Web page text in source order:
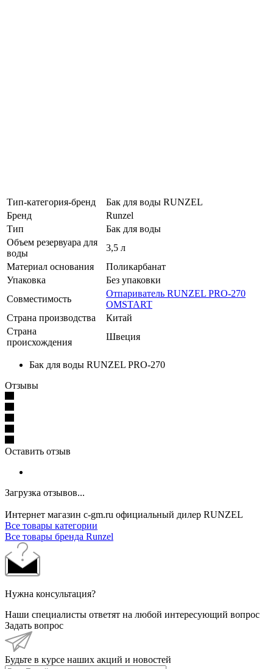
Тип-категория-бренд
Бак для воды RUNZEL
Бренд
Runzel
Тип
Бак для воды
Объем резервуара для
воды
3,5 л
Материал основания
Поликарбанат
Упаковка
Без упаковки
Совместимость
Отпариватель RUNZEL PRO-270
OMSTART
Страна производства
Китай
Страна
происхождения
Швеция
Бак для воды RUNZEL PRO-270
Отзывы
Оставить отзыв
Загрузка отзывов...
Интернет магазин c-gm.ru официальный дилер RUNZEL
Все товары категории
Все товары бренда Runzel
Нужна консультация?
Наши специалисты ответят на любой интересующий вопрос
Задать вопрос
Будьте в курсе наших акций и новостей